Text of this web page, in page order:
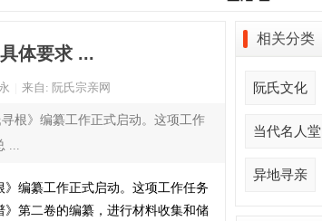
体要求 ...
来自: 阮氏宗亲网
根》编纂工作正式启动。这项工作
...
编纂工作正式启动。这项工作任务
第二卷的编纂，进行材料收集和储
相关分类
阮氏文化
当代名人堂
异地寻亲